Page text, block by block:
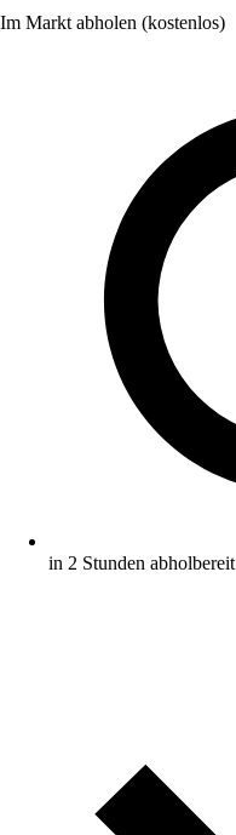
Im Markt abholen (kostenlos)
in 2 Stunden abholbereit